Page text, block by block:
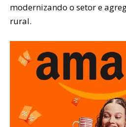
modernizando o setor e
rural.